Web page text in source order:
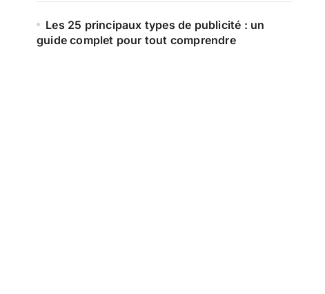
Les 25 principaux types de publicité : un
guide complet pour tout comprendre